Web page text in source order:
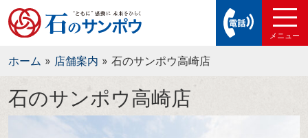
ホーム » 店舗案内 » 石のサンポウ高崎店
石のサンポウ高崎店